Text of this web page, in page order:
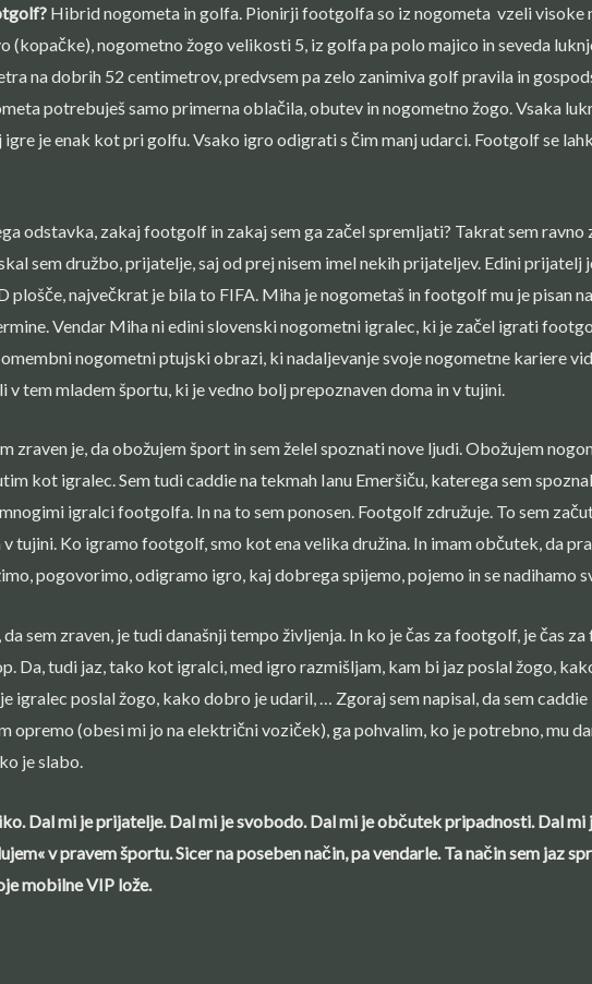
Hibrid nogometa in golfa. Pionirji footgolfa so iz nogometa vzeli visoke
(kopačke), nogometno žogo velikosti 5, iz golfa pa polo majico in seveda
na dobrih 52 centimetrov, predvsem pa zelo zanimiva golf pravila in
potrebuješ samo primerna oblačila, obutev in nogometno žogo. Vsaka
je enak kot pri golfu. Vsako igro odigrati s čim manj udarci. Footgolf se
odstavka, zakaj footgolf in zakaj sem ga začel spremljati? Takrat sem
sem družbo, prijatelje, saj od prej nisem imel nekih prijateljev. Edini prijatelj
plošče, največkrat je bila to FIFA. Miha je nogometaš in footgolf mu je pisan
Vendar Miha ni edini slovenski nogometni igralec, ki je začel igrati
nogometni ptujski obrazi, ki nadaljevanje svoje nogometne kariere
v tem mladem športu, ki je vedno bolj prepoznaven doma in v tujini.
zraven je, da obožujem šport in sem želel spoznati nove ljudi. Obožujem
kot igralec. Sem tudi caddie na tekmah Ianu Emeršiču, katerega sem
igralci footgolfa. In na to sem ponosen. Footgolf združuje. To sem
v tujini. Ko igramo footgolf, smo kot ena velika družina. In imam občutek, da
pogovorimo, odigramo igro, kaj dobrega spijemo, pojemo in se nadihamo
sem zraven, je tudi današnji tempo življenja. In ko je čas za footgolf, je čas
Da, tudi jaz, tako kot igralci, med igro razmišljam, kam bi jaz poslal žogo,
igralec poslal žogo, kako dobro je udaril, … Zgoraj sem napisal, da sem caddie
opremo (obesi mi jo na električni voziček), ga pohvalim, ko je potrebno, mu
je slabo.
Dal mi je prijatelje. Dal mi je svobodo. Dal mi je občutek pripadnosti. Dal mi
v pravem športu. Sicer na poseben način, pa vendarle. Ta način sem jaz
mobilne VIP lože.